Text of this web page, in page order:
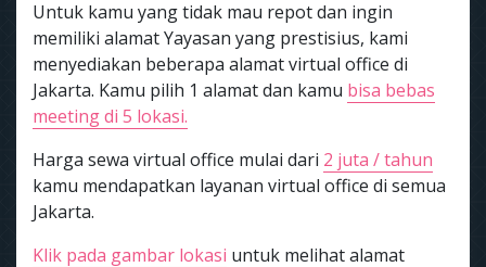
Untuk kamu yang tidak mau repot dan ingin
memiliki alamat Yayasan yang prestisius, kami
menyediakan beberapa alamat virtual office di
Jakarta. Kamu pilih 1 alamat dan kamu bisa bebas
meeting di 5 lokasi.
Harga sewa virtual office mulai dari 2 juta / tahun
kamu mendapatkan layanan virtual office di semua
Jakarta.
Klik pada gambar lokasi untuk melihat alamat